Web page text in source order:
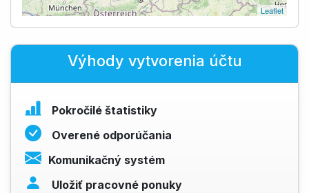
Leaflet
Výhody vytvorenia účtu
Pokročilé štatistiky
Overené odporúčania
Komunikačný systém
Uložiť pracovné ponuky